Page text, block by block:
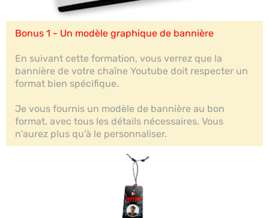
Bonus 1 - Un modèle graphique de bannière
En suivant cette formation, vous verrez que la
bannière de votre chaîne Youtube doit respecter un
format bien spécifique.
Je vous fournis un modèle de bannière au bon
format, avec tous les détails nécessaires. Vous
n'aurez plus qu'à le personnaliser.